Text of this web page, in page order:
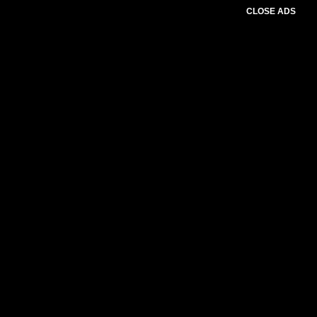
CLOSE ADS